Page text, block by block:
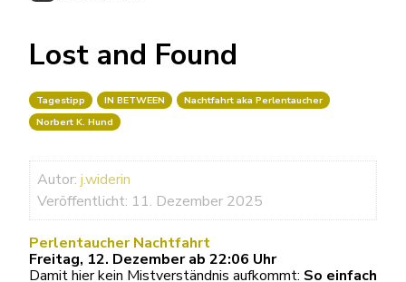
Lost and Found
Tagestipp IN BETWEEN
Nachtfahrt aka Perlentaucher
Norbert K. Hund
Autor: j.widerin
Veröffentlicht: 11. Dezember 2025
Perlentaucher Nachtfahrt
Freitag, 12. Dezember ab 22:06 Uhr
Damit hier kein Mistverständnis aufkommt: So einfach